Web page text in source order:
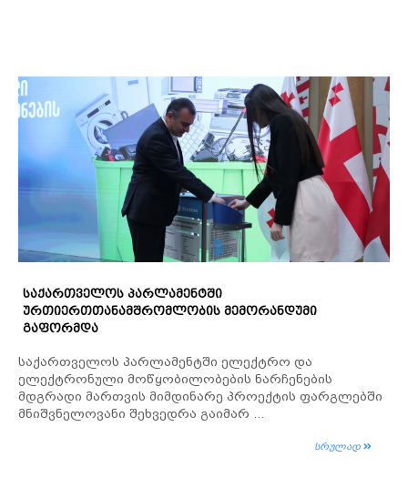
ᲡᲐᲥᲐᲠᲗᲕᲔᲚᲝᲡ ᲞᲐᲠᲚᲐᲛᲔᲜᲢᲨᲘ
ᲣᲠᲗᲘᲔᲠᲗᲗᲐᲜᲐᲛᲨᲠᲝᲛᲚᲝᲑᲘᲡ ᲛᲔᲛᲝᲠᲐᲜᲓᲣᲛᲘ
ᲒᲐᲤᲝᲠᲛᲓᲐ
საქართველოს პარლამენტში ელექტრო და
ელექტრონული მოწყობილობების ნარჩენების
მდგრადი მართვის მიმდინარე პროექტის ფარგლებში
მნიშვნელოვანი შეხვედრა გაიმარ ...
სრულად